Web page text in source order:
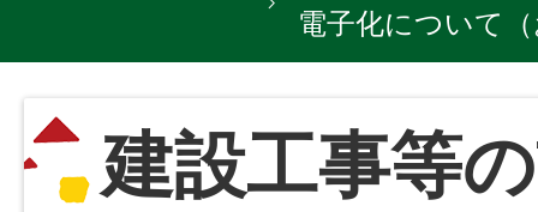
電子化について
建設工事等